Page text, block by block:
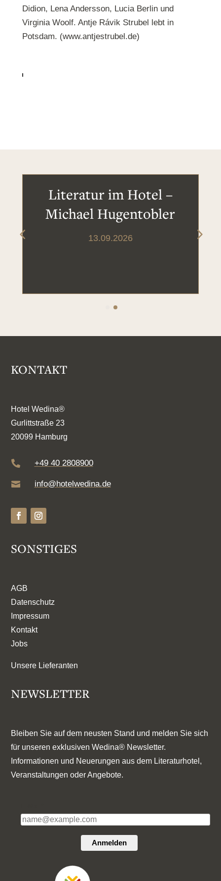
Didion, Lena Andersson, Lucia Berlin und
Virginia Woolf. Antje Rávik Strubel lebt in
Potsdam. (www.antjestrubel.de)
Literatur im Hotel –
Michael Hugentobler
13.09.2026
KONTAKT
Hotel Wedina®
Gurlittstraße 23
20099 Hamburg
 +49 40 2808900
 info@hotelwedina.de
SONSTIGES
AGB
Datenschutz
Impressum
Kontakt
Jobs
Unsere Lieferanten
NEWSLETTER
Bleiben Sie auf dem neusten Stand und melden Sie sich
für unseren exklusiven Wedina® Newsletter.
Informationen und Neuerungen aus dem Literaturhotel,
Veranstaltungen oder Angebote.
Anmelden